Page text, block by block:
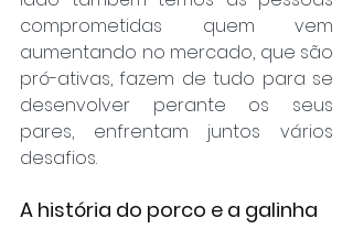
comprometidas quem vem
aumentando no mercado, que são
pró-ativas, fazem de tudo para se
desenvolver perante os seus
pares, enfrentam juntos vários
desafios.
A história do porco e a galinha